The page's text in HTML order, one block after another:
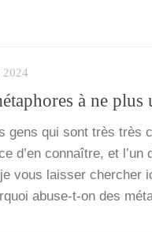
à ne plus
gens qui sont très très
d’en connaître, et l’un
vous lais­ser cher­cher
abuse-t-on des